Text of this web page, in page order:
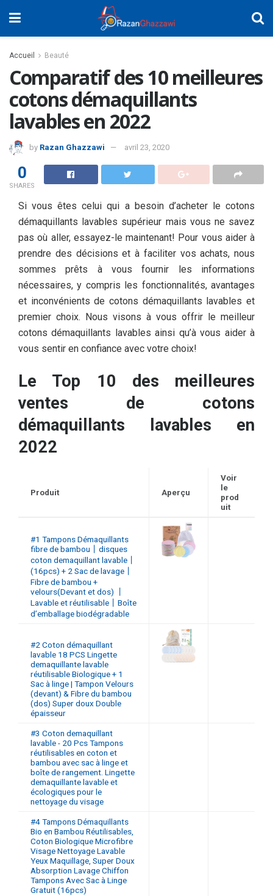
Accueil Beauté
Comparatif des 10 meilleures
cotons démaquillants
lavables en 2022
by Razan Ghazzawi avril 23, 2020
0
SHARES
Si vous êtes celui qui a besoin d’acheter le cotons
démaquillants lavables supérieur mais vous ne savez
pas où aller, essayez-le maintenant! Pour vous aider à
prendre des décisions et à faciliter vos achats, nous
sommes prêts à vous fournir les informations
nécessaires, y compris les fonctionnalités, avantages
et inconvénients de cotons démaquillants lavables et
premier choix. Nous visons à vous offrir le meilleur
cotons démaquillants lavables ainsi qu’à vous aider à
vous sentir en confiance avec votre choix!
Le Top 10 des meilleures
ventes de cotons
démaquillants lavables en
2022
Produit Aperçu
Voir
le
prod
uit
#1 Tampons Démaquillants
fibre de bambou丨disques
coton demaquillant lavable丨
(16pcs) + 2 Sac de lavage丨
Fibre de bambou +
velours(Devant et dos) 丨
Lavable et réutilisable丨Boîte
d’emballage biodégradable
#2 Coton démaquillant
lavable 18 PCS Lingette
demaquillante lavable
réutilisable Biologique + 1
Sac à linge | Tampon Velours
(devant) & Fibre du bambou
(dos) Super doux Double
épaisseur
#3 Coton demaquillant
lavable - 20 Pcs Tampons
réutilisables en coton et
bambou avec sac à linge et
boîte de rangement. Lingette
demaquillante lavable et
écologiques pour le
nettoyage du visage
#4 Tampons Démaquillants
Bio en Bambou Réutilisables,
Coton Biologique Microfibre
Visage Nettoyage Lavable
Yeux Maquillage, Super Doux
Absorption Lavage Chiffon
Tampons Avec Sac à Linge
Gratuit (16pcs)